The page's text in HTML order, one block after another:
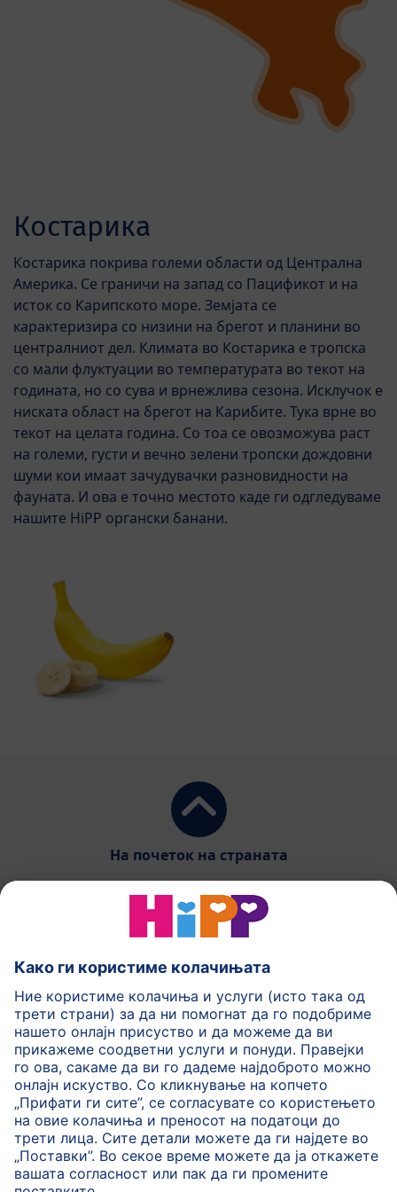
Костарика
Костарика покрива големи области од Централна
Америка. Се граничи на запад со Пацификот и на
исток со Карипското море. Земјата се
карактеризира со низини на брегот и планини во
централниот дел. Климата во Костарика е тропска
со мали флуктуации во температурата во текот на
годината, но со сува и врнежлива сезона. Исклучок е
ниската област на брегот на Карибите. Тука врне во
текот на целата година. Со тоа се овозможува раст
на големи, густи и вечно зелени тропски дождовни
шуми кои имаат зачудувачки разновидности на
фауната. И ова е точно местото каде ги одгледуваме
нашите HiPP органски банани.
На почеток на страната
HiPP Млечни формули
HiPP Храна за бебиња
HiPP за деца
HiPP Нега за кожа
HiPP Бременост
Политика на приватност
Услови на користење
Импринт
Повеќе за HiPP Контакт